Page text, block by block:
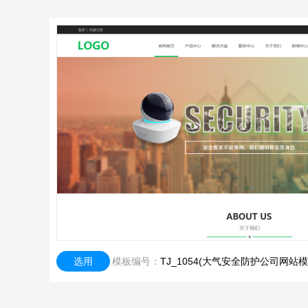
选用 模板编号： TJ_1054(大气安全防护公司网站